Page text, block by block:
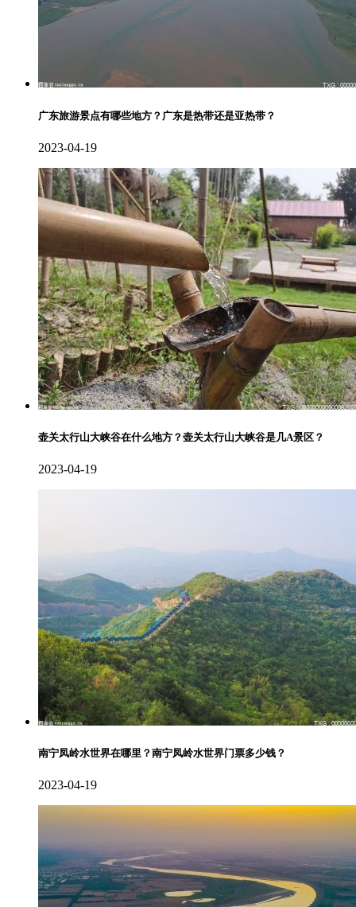
广东旅游景点有哪些地方？广东是热带还是亚热带？
2023-04-19
壶关太行山大峡谷在什么地方？壶关太行山大峡谷是几A景区？
2023-04-19
南宁凤岭水世界在哪里？南宁凤岭水世界门票多少钱？
2023-04-19